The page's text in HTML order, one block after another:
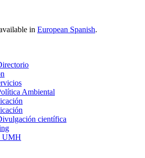
in European Spanish.
Ambiental
científica
UMH